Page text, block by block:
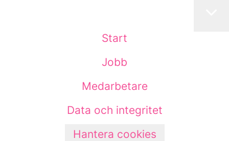
Start
Jobb
Medarbetare
Data och integritet
Hantera cookies